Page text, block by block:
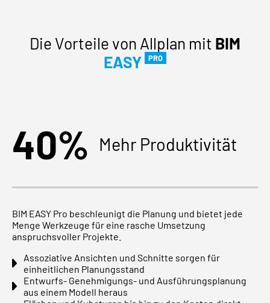
Die Vorteile von Allplan mit BIM
EASY
PRO
40% Mehr Produktivität
BIM EASY Pro beschleunigt die Planung und bietet jede
Menge Werkzeuge für eine rasche Umsetzung
anspruchsvoller Projekte.
Assoziative Ansichten und Schnitte sorgen für
einheitlichen Planungsstand
Entwurfs- Genehmigungs- und Ausführungsplanung
aus einem Modell heraus